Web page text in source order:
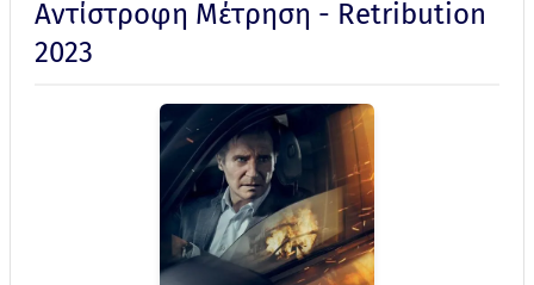
Αντίστροφη Μέτρηση - Retribution
2023